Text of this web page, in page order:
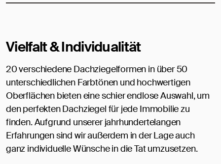
Vielfalt & Individualität
20 verschiedene Dachziegelformen in über 50
unterschiedlichen Farbtönen und hochwertigen
Oberflächen bieten eine schier endlose Auswahl, um
den perfekten Dachziegel für jede Immobilie zu
finden. Aufgrund unserer jahrhundertelangen
Erfahrungen sind wir außerdem in der Lage auch
ganz individuelle Wünsche in die Tat umzusetzen.